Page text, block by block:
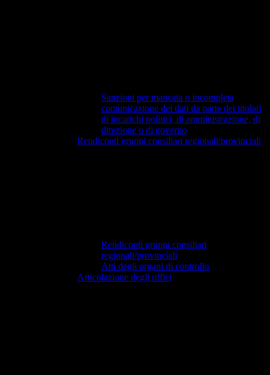
Sanzioni per mancata o incompleta
comunicazione dei dati da parte dei titolari
di incarichi politici, di amministrazione, di
direzione o di governo
Rendiconti gruppi consiliari regionali/provinciali
Rendiconti gruppi consiliari
regionali/provinciali
Atti degli organi di controllo
Articolazione degli uffici